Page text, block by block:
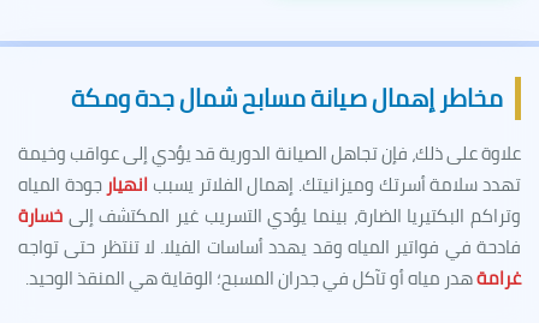
مخاطر إهمال صيانة مسابح شمال جدة ومكة
علاوة على ذلك، فإن تجاهل الصيانة الدورية قد يؤدي إلى عواقب وخيمة
تهدد سلامة أسرتك وميزانيتك. إهمال الفلاتر يسببانهيارجودة المياه
وتراكم البكتيريا الضارة، بينما يؤدي التسريب غير المكتشف إلىخسارة
فادحة في فواتير المياه وقد يهدد أساسات الفيلا. لا تنتظر حتى تواجه
غرامةهدر مياه أو تآكل في جدران المسبح؛ الوقاية هي المنقذ الوحيد.